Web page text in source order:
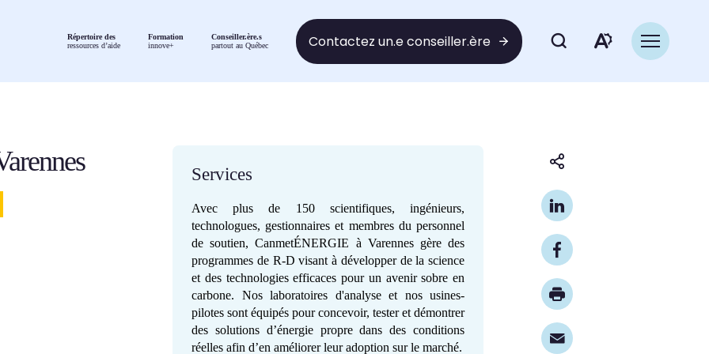
Répertoire des
ressources d’aide
Formation
innove+
Conseiller.ère.s
partout au Québec
Contactez un.e conseiller.ère
Ouvrir
la
Ouvrir
la
du
Services
Avec plus de 150 scientifiques, ingénieurs,
technologues, gestionnaires et membres du personnel
de soutien, CanmetÉNERGIE à Varennes gère des
programmes de R-D visant à développer de la science
et des technologies efficaces pour un avenir sobre en
carbone. Nos laboratoires d'analyse et nos usines-
pilotes sont équipés pour concevoir, tester et démontrer
des solutions d’énergie propre dans des conditions
réelles afin d’en améliorer leur adoption sur le marché.
Partager
page